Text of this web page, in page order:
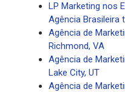
LP Marketing nos
Agência Brasileira
Agência de
Richmond, VA
Agência de
Lake City, UT
Agência de